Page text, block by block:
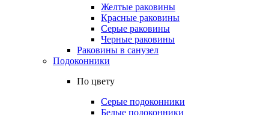
Желтые раковины
Красные раковины
Серые раковины
Черные раковины
Раковины в санузел
Подоконники
По цвету
Серые подоконники
Белые подоконники